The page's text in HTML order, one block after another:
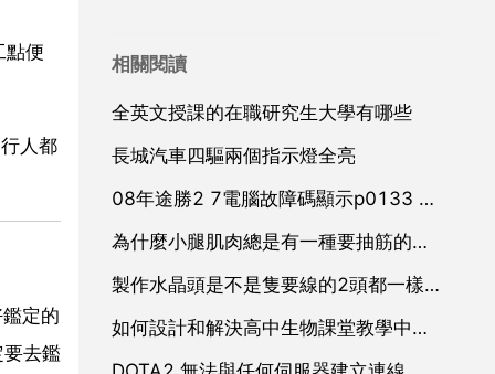
點便
人都
定的
去鑑
相關閱讀
全英文授課的在職研究生大學有哪些
長城汽車四驅兩個指示燈全亮
08年途勝2 7電腦故障碼顯示p0133 b1s1氧感測器響應慢 是什麼原因造成的
為什麼小腿肌肉總是有一種要抽筋的感覺
製作水晶頭是不是隻要線的2頭都一樣就可以了？
如何設計和解決高中生物課堂教學中的問題